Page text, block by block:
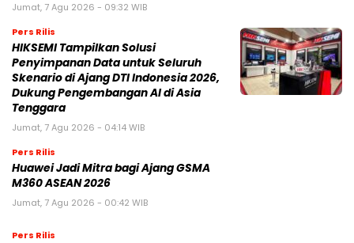
Jumat, 7 Agu 2026 - 09:32 WIB
Pers Rilis
HIKSEMI Tampilkan Solusi
Penyimpanan Data untuk Seluruh
Skenario di Ajang DTI Indonesia 2026,
Dukung Pengembangan AI di Asia
Tenggara
Jumat, 7 Agu 2026 - 04:14 WIB
Pers Rilis
Huawei Jadi Mitra bagi Ajang GSMA
M360 ASEAN 2026
Jumat, 7 Agu 2026 - 00:42 WIB
Pers Rilis